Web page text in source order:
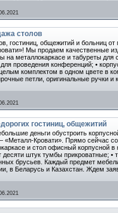
столов
гостиниц, общежитий и больниц
Мы продаем качественные
на металлокаркасе и табуреты
проведения конференций; •
комплектом в одном цвете в
петли, оригинальные
гостиниц, общежитий
деньги обустроить
«Металл-Кровати». Прямо сейчас
и стол офисный
штук тумбы прикроватные;
брусьев. Каждый предмет
в Беларусь и Казахстан. Ждем